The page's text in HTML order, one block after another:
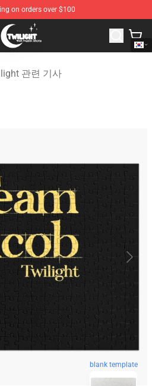
on orders over $100
Twilight Merchandise Shop
관련 기사
blank template